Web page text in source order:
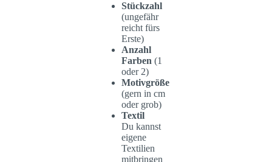
Stückzahl
(ungefähr
reicht fürs
Erste)
Anzahl
Farben (1
oder 2)
Motivgröße
(gern in cm
oder grob)
Textil
Du kannst
eigene
Textilien
mitbringen